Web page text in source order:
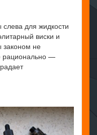
для жидкости
виски и
законом не
рационально —